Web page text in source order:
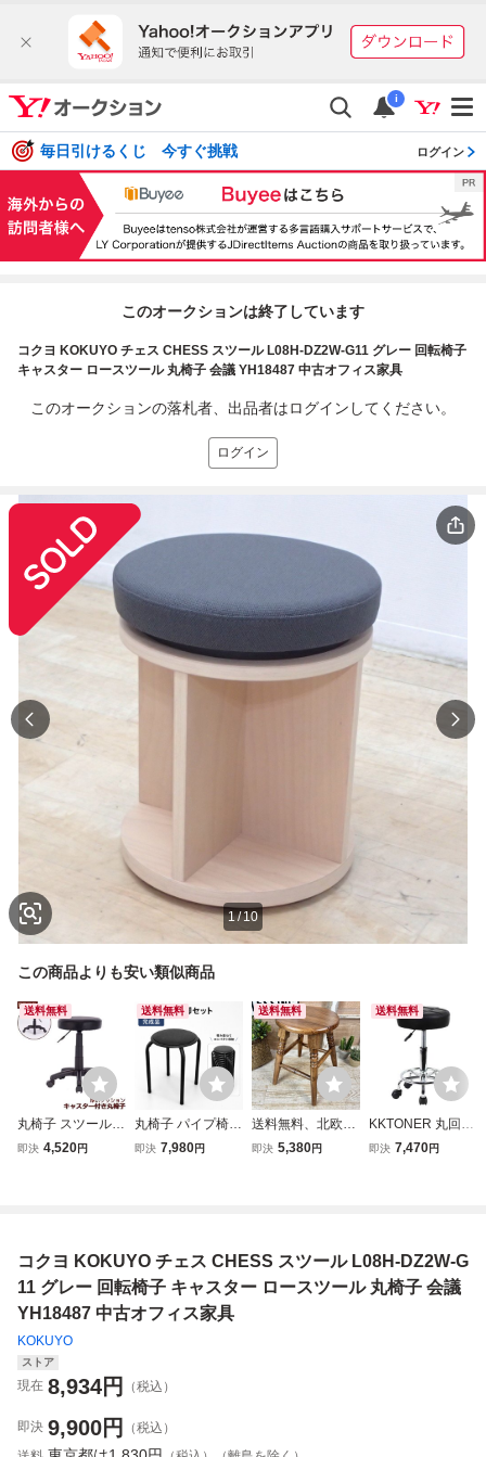
i
毎日引けるくじ 今すぐ挑戦 ログイン
このオークションは終了しています
コクヨ KOKUYO チェス CHESS スツール L08H-DZ2W-G11 グレー 回転椅子
キャスター ロースツール 丸椅子 会議 YH18487 中古オフィス家具
このオークションの落札者、出品者はログインしてください。
ログイン
1/10
この商品よりも安い類似商品
送料無料
丸椅子 スツール
ブラック キャスタ
即決 4,520円
送料無料
丸椅子 パイプ椅子
10脚セット 【ア
ック
即決 7,980円
送料無料
送料無料、北欧カ
ントリー調木製パ
刻脚丸椅子、松材
即決 5,380円
送料無料
KKTONER 丸回転
スツール キャスタ
即決 7,470円
コクヨ KOKUYO チェス CHESS スツール L08H-DZ2W-G
11 グレー 回転椅子 キャスター ロースツール 丸椅子 会議
YH18487 中古オフィス家具
KOKUYO
ストア
現在 8,934円 （税込）
即決 9,900円
（税込）